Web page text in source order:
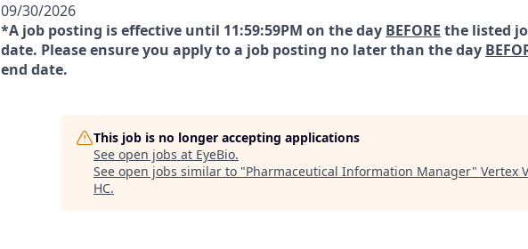
09/30/2026
*A job posting is effective until 11:59:59PM on the day BEFORE the listed
date. Please ensure you apply to a job posting no later than the day
end date.
This job is no longer accepting applications
See open jobs at EyeBio.
See open jobs similar to "Pharmaceutical Information Manager" Vertex
HC.